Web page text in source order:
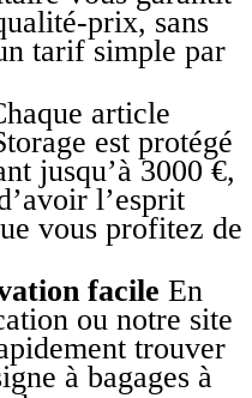
prix, sans
tarif simple par
article
est protégé
jusqu’à 3000 €,
l’esprit
vous profitez de
facile En
ou notre site
trouver
à bagages à